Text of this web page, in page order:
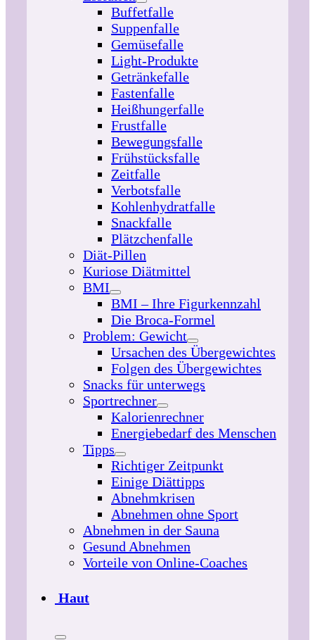
Buffetfalle
Suppenfalle
Gemüsefalle
Light-Produkte
Getränkefalle
Fastenfalle
Heißhungerfalle
Frustfalle
Bewegungsfalle
Frühstücksfalle
Zeitfalle
Verbotsfalle
Kohlenhydratfalle
Snackfalle
Plätzchenfalle
Diät-Pillen
Kuriose Diätmittel
BMI
BMI – Ihre Figurkennzahl
Die Broca-Formel
Problem: Gewicht
Ursachen des Übergewichtes
Folgen des Übergewichtes
Snacks für unterwegs
Sportrechner
Kalorienrechner
Energiebedarf des Menschen
Tipps
Richtiger Zeitpunkt
Einige Diättipps
Abnehmkrisen
Abnehmen ohne Sport
Abnehmen in der Sauna
Gesund Abnehmen
Vorteile von Online-Coaches
Haut